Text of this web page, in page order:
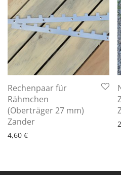
Rechenpaar für
Rähmchen
(Oberträger 27 mm)
Zander
4,60 €
6 - 10 Arbeitstage